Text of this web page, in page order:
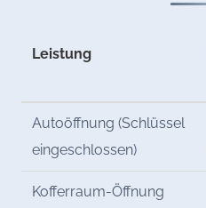
Leistung
Autoöffnung (Schlüssel
eingeschlossen)
Kofferraum-Öffnung